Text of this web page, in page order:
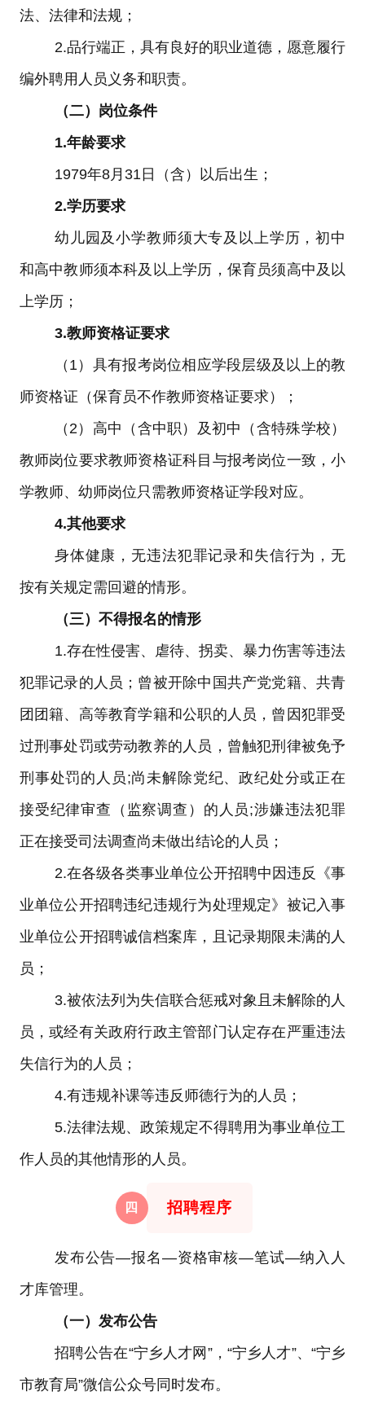
法、法律和法规；
2.品行端正，具有良好的职业道德，愿意履行
编外聘用人员义务和职责。
（二）岗位条件
1.年龄要求
1979年8月 31 日（含）以后出生；
2.学历要求
幼儿园及小学教师须大专及以上学历，初中
和高中教师须本科及以上学历，保育员须高中及以
上学历；
3.教师资格证要求
（ 1 ）具有报考岗位相应学段层级及以上的教
师资格证（保育员不作教师资格证要求）；
（ 2 ）高中（含中职）及初中（含特殊学校）
教师岗位要求教师资格证科目与报考岗位一致，小
学教师、幼师岗位只需教师资格证学段对应。
4.其他要求
身体健康，无违法犯罪记录和失信行为，无
按有关规定需回避的情形。
（三）不得报名的情形
1.存在性侵害、虐待、拐卖、暴力伤害等违法
犯罪记录的人员；曾被开除中国共产党党籍、共青
团团籍、高等教育学籍和公职的人员，曾因犯罪受
过刑事处罚或劳动教养的人员，曾触犯刑律被免予
刑事处罚的人员 ;尚未解除党纪、政纪处分或正在
接受纪律审查（监察调查）的人员 ;涉嫌违法犯罪
正在接受司法调查尚未做出结论的人员；
2.在各级各类事业单位公开招聘中因违反《事
业单位公开招聘违纪违规行为处理规定》被记入事
业单位公开招聘诚信档案库，且记录期限未满的人
员；
3.被依法列为失信联合惩戒对象且未解除的人
员，或经有关政府行政主管部门认定存在严重违法
失信行为的人员；
4.有违规补课等违反师德行为的人员；
5.法律法规、政策规定不得聘用为事业单位工
作人员的其他情形的人员。
四 招聘程序
发布公告—报名 —资格审核—笔试—纳入人
才库管理。
（一）发布公告
招聘公告在“宁乡人才网 ”， “宁乡人才”、 “宁乡
市教育局”微信公众号同时发布。